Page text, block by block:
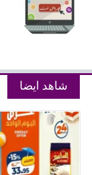
شاهد ايضا